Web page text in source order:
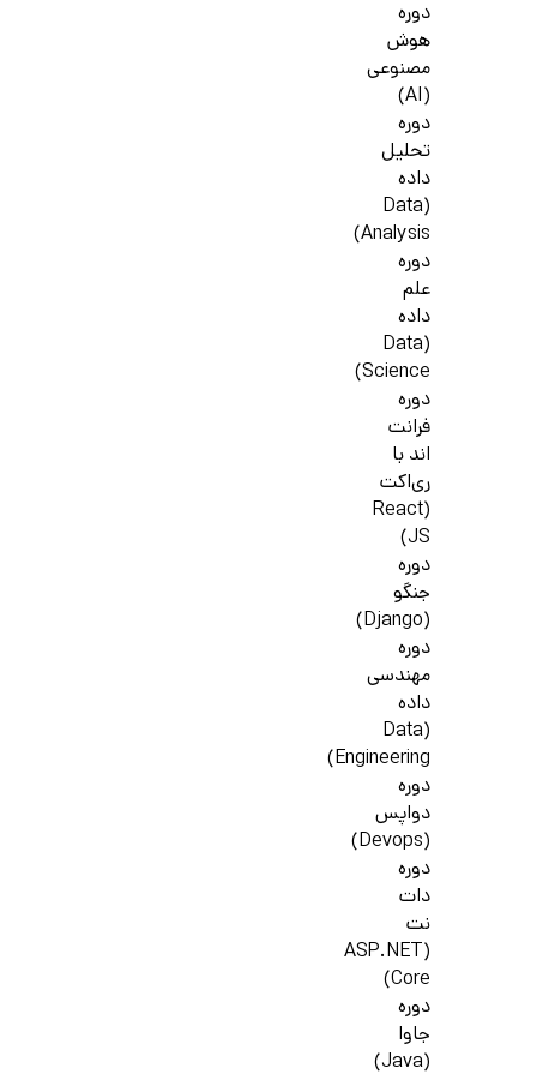
دوره
هوش
مصنوعی
(AI)
دوره
تحلیل
داده
(Data
Analysis)
دوره
علم
داده
(Data
Science)
دوره
فرانت
اند با
ری‌اکت
(React
JS)
دوره
جنگو
(Django)
دوره
مهندسی
داده
(Data
Engineering)
دوره
دواپس
(Devops)
دوره
دات
نت
(ASP.NET
Core)
دوره
جاوا
(Java)